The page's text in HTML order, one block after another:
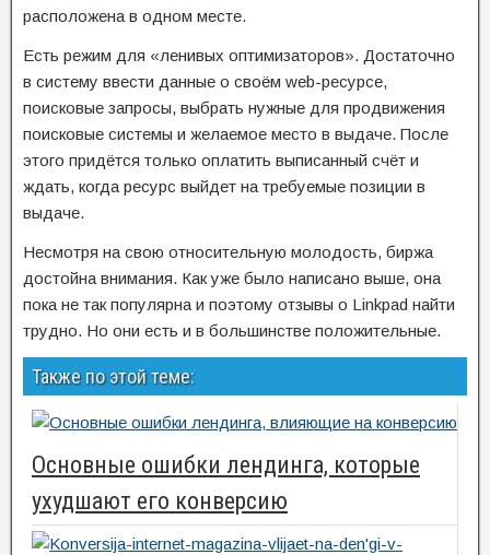
расположена в одном месте.
Есть режим для «ленивых оптимизаторов». Достаточно
в систему ввести данные о своём web-ресурсе,
поисковые запросы, выбрать нужные для продвижения
поисковые системы и желаемое место в выдаче. После
этого придётся только оплатить выписанный счёт и
ждать, когда ресурс выйдет на требуемые позиции в
выдаче.
Несмотря на свою относительную молодость, биржа
достойна внимания. Как уже было написано выше, она
пока не так популярна и поэтому отзывы о Linkpad найти
трудно. Но они есть и в большинстве положительные.
Также по этой теме:
Основные ошибки лендинга, которые
ухудшают его конверсию